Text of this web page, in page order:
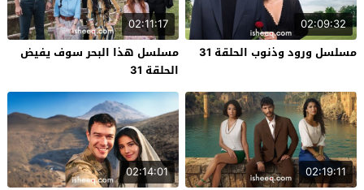
02:09:32
مسلسل ورود وذنوب الحلقة 31
02:11:17
مسلسل هذا البحر سوف يفيض
الحلقة 31
02:19:11
02:14:01